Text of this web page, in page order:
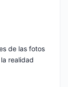
de las fotos
realidad